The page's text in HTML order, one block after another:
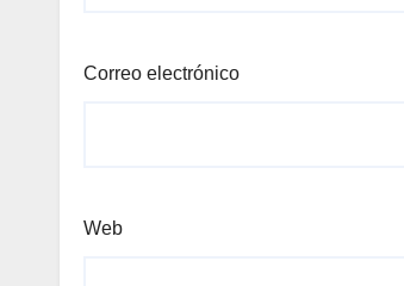
Correo electrónico
Web